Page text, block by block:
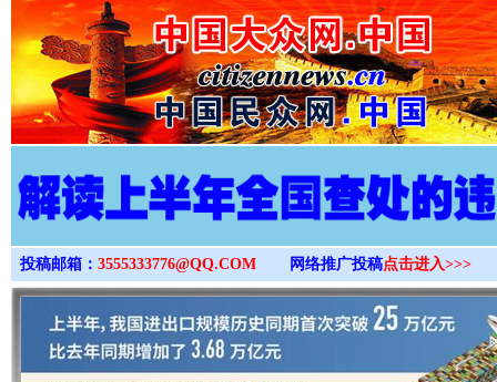
>
投稿邮箱： 3555333776@QQ.COM 网络推广投稿点击进入>>>